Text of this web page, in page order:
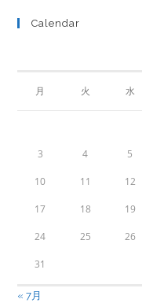
Calendar
月 火 水
3 4 5
10 11 12
17 18 19
24 25 26
31
« 7月